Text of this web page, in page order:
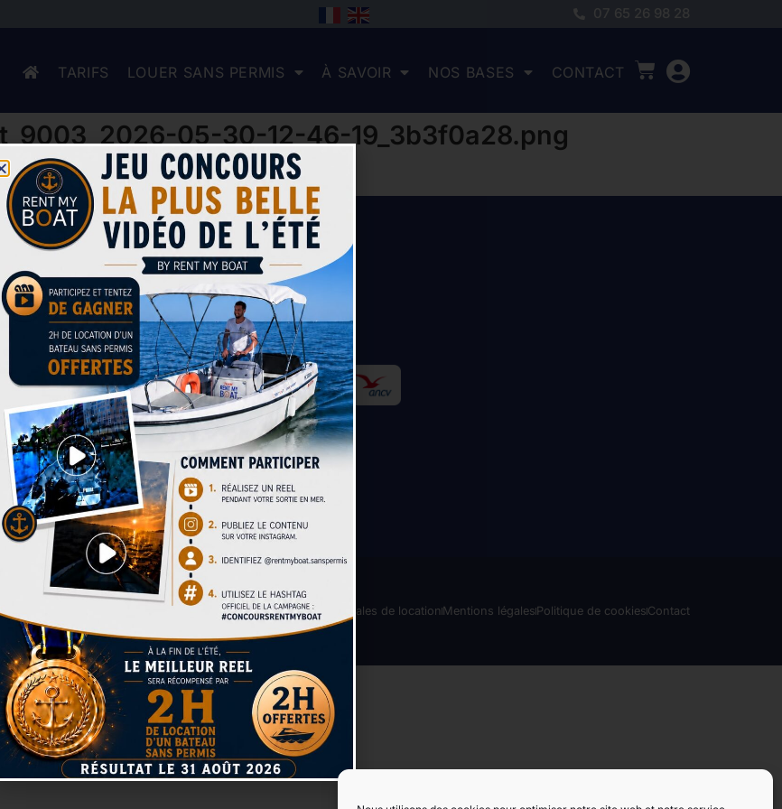
07 65 26 98 28
TARIFS LOUER SANS PERMIS À SAVOIR NOS BASES CONTACT
05-30-12-46-19_3b3f0a28.png
Paiement sécurisé
Conditions générales de location Mentions légales Politique de cookies Contact